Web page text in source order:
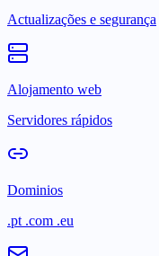
Actualizações e segurança
Alojamento web
Servidores rápidos
Dominios
.pt .com .eu